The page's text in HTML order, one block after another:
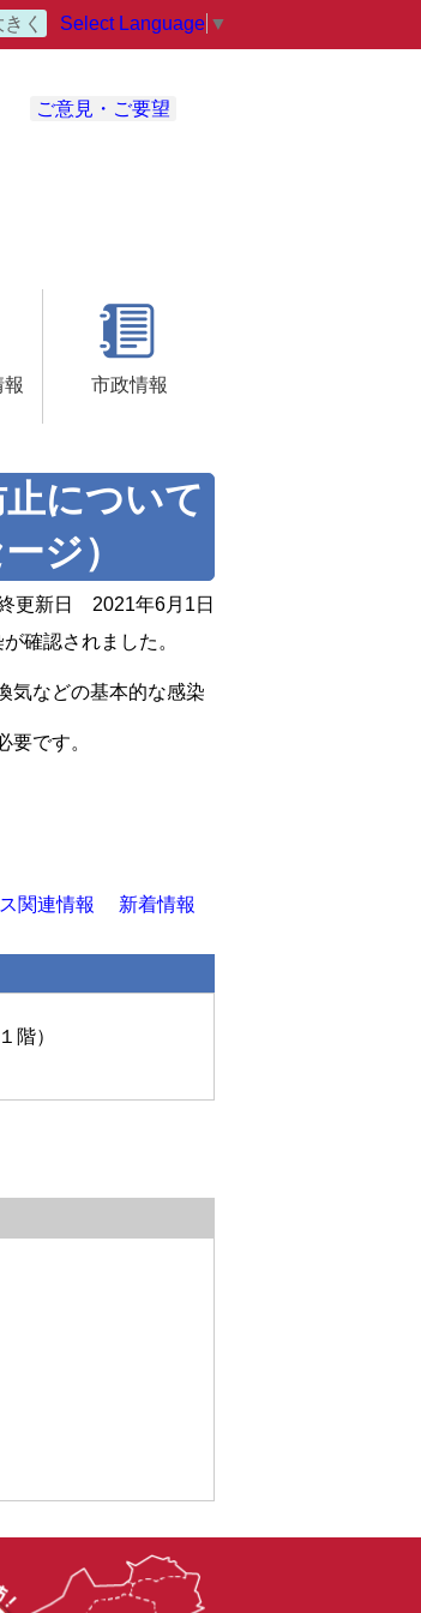
く Select Language ▼
ご意見・ご要望
市政情報
について
ジ）
更新日 2021年6月1日
確認されました。
気などの基本的な感染
です。
関連情報 新着情報
階）